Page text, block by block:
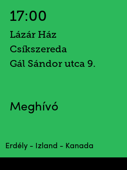
17:00
Lázár Ház
Csíkszereda
Gál Sándor utca 9.
Meghívó
Erdély - Izland - Kanada
Megtekinthető